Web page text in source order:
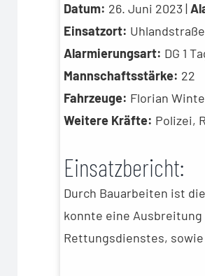
Datum: 26. Juni 2023 |
Einsatzort: Uhlandstraße
Alarmierungsart: DG 1
Mannschaftsstärke: 22
Fahrzeuge: Florian
Weitere Kräfte: Polizei,
Einsatzbericht:
Durch Bauarbeiten ist
konnte eine
Rettungsdienstes,